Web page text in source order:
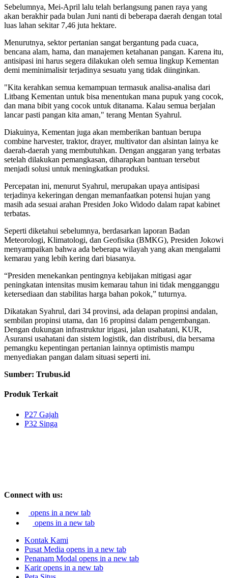
Sebelumnya, Mei-April lalu telah berlangsung panen raya yang
akan berakhir pada bulan Juni nanti di beberapa daerah dengan total
luas lahan sekitar 7,46 juta hektare.
Menurutnya, sektor pertanian sangat bergantung pada cuaca,
bencana alam, hama, dan manajemen ketahanan pangan. Karena itu,
antisipasi ini harus segera dilakukan oleh semua lingkup Kementan
demi meminimalisir terjadinya sesuatu yang tidak diinginkan.
"Kita kerahkan semua kemampuan termasuk analisa-analisa dari
Litbang Kementan untuk bisa menentukan mana pupuk yang cocok,
dan mana bibit yang cocok untuk ditanama. Kalau semua berjalan
lancar pasti pangan kita aman," terang Mentan Syahrul.
Diakuinya, Kementan juga akan memberikan bantuan berupa
combine harvester, traktor, drayer, multivator dan alsintan lainya ke
daerah-daerah yang membutuhkan. Dengan anggaran yang terbatas
setelah dilakukan pemangkasan, diharapkan bantuan tersebut
menjadi solusi untuk meningkatkan produksi.
Percepatan ini, menurut Syahrul, merupakan upaya antisipasi
terjadinya kekeringan dengan memanfaatkan potensi hujan yang
masih ada sesuai arahan Presiden Joko Widodo dalam rapat kabinet
terbatas.
Seperti diketahui sebelumnya, berdasarkan laporan Badan
Meteorologi, Klimatologi, dan Geofisika (BMKG), Presiden Jokowi
menyampaikan bahwa ada beberapa wilayah yang akan mengalami
kemarau yang lebih kering dari biasanya.
“Presiden menekankan pentingnya kebijakan mitigasi agar
peningkatan intensitas musim kemarau tahun ini tidak mengganggu
ketersediaan dan stabilitas harga bahan pokok,” tuturnya.
Dikatakan Syahrul, dari 34 provinsi, ada delapan propinsi andalan,
sembilan propinsi utama, dan 16 propinsi dalam pengembangan.
Dengan dukungan infrastruktur irigasi, jalan usahatani, KUR,
Asuransi usahatani dan sistem logistik, dan distribusi, dia bersama
pemangku kepentingan pertanian lainnya optimistis mampu
menyediakan pangan dalam situasi seperti ini.
Sumber: Trubus.id
Produk Terkait
P27 Gajah
P32 Singa
Connect with us:
opens in a new tab
opens in a new tab
Kontak Kami
Pusat Media opens in a new tab
Penanam Modal opens in a new tab
Karir opens in a new tab